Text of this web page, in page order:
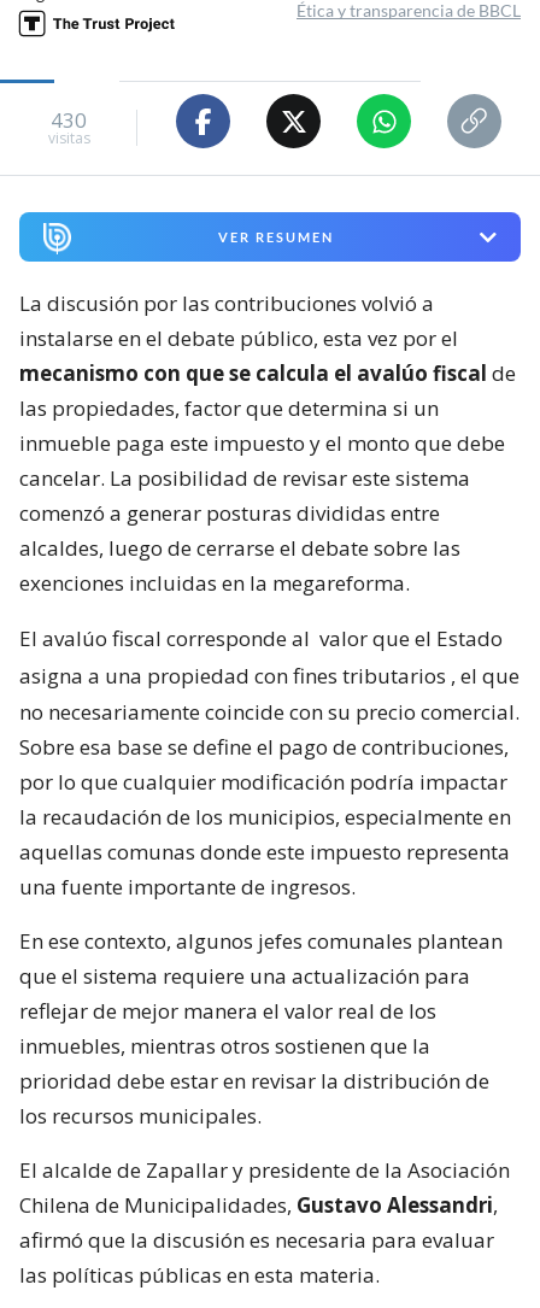
Ética y transparencia de BBCL
430
visitas
VER RESUMEN
La discusión por las contribuciones volvió a
instalarse en el debate público, esta vez por el
mecanismo con que se calcula el avalúo fiscal de
las propiedades, factor que determina si un
inmueble paga este impuesto y el monto que debe
cancelar. La posibilidad de revisar este sistema
comenzó a generar posturas divididas entre
alcaldes, luego de cerrarse el debate sobre las
exenciones incluidas en la megareforma.
El avalúo fiscal corresponde al valor que el Estado
asigna a una propiedad con fines tributarios , el que
no necesariamente coincide con su precio comercial.
Sobre esa base se define el pago de contribuciones,
por lo que cualquier modificación podría impactar
la recaudación de los municipios, especialmente en
aquellas comunas donde este impuesto representa
una fuente importante de ingresos.
En ese contexto, algunos jefes comunales plantean
que el sistema requiere una actualización para
reflejar de mejor manera el valor real de los
inmuebles, mientras otros sostienen que la
prioridad debe estar en revisar la distribución de
los recursos municipales.
El alcalde de Zapallar y presidente de la Asociación
Chilena de Municipalidades, Gustavo Alessandri,
afirmó que la discusión es necesaria para evaluar
las políticas públicas en esta materia.